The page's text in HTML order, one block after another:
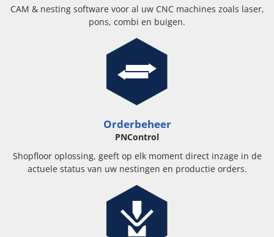
CAM & nesting software voor al uw CNC machines zoals laser,
pons, combi en buigen.
Orderbeheer
PNControl
Shopfloor oplossing, geeft op elk moment direct inzage in de
actuele status van uw nestingen en productie orders.